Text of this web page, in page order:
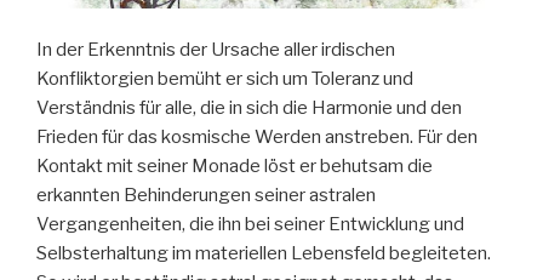
In der Erkenntnis der Ursache aller irdischen
Konfliktorgien bemüht er sich um Toleranz und
Verständnis für alle, die in sich die Harmonie und den
Frieden für das kosmische Werden anstreben. Für den
Kontakt mit seiner Monade löst er behutsam die
erkannten Behinderungen seiner astralen
Vergangenheiten, die ihn bei seiner Entwicklung und
Selbsterhaltung im materiellen Lebensfeld begleiteten.